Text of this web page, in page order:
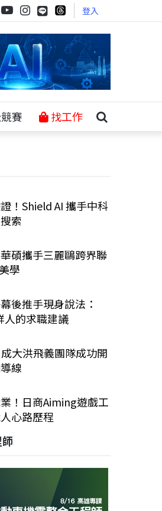
登入
賽 找工作
！Shield AI 攜手中科
索
碩攜手三麗鷗跨界聯
學
後推手現身說法：
人的求職建議
大洪飛義團隊成功開
線
！日商Aiming遊戲工
心路歷程